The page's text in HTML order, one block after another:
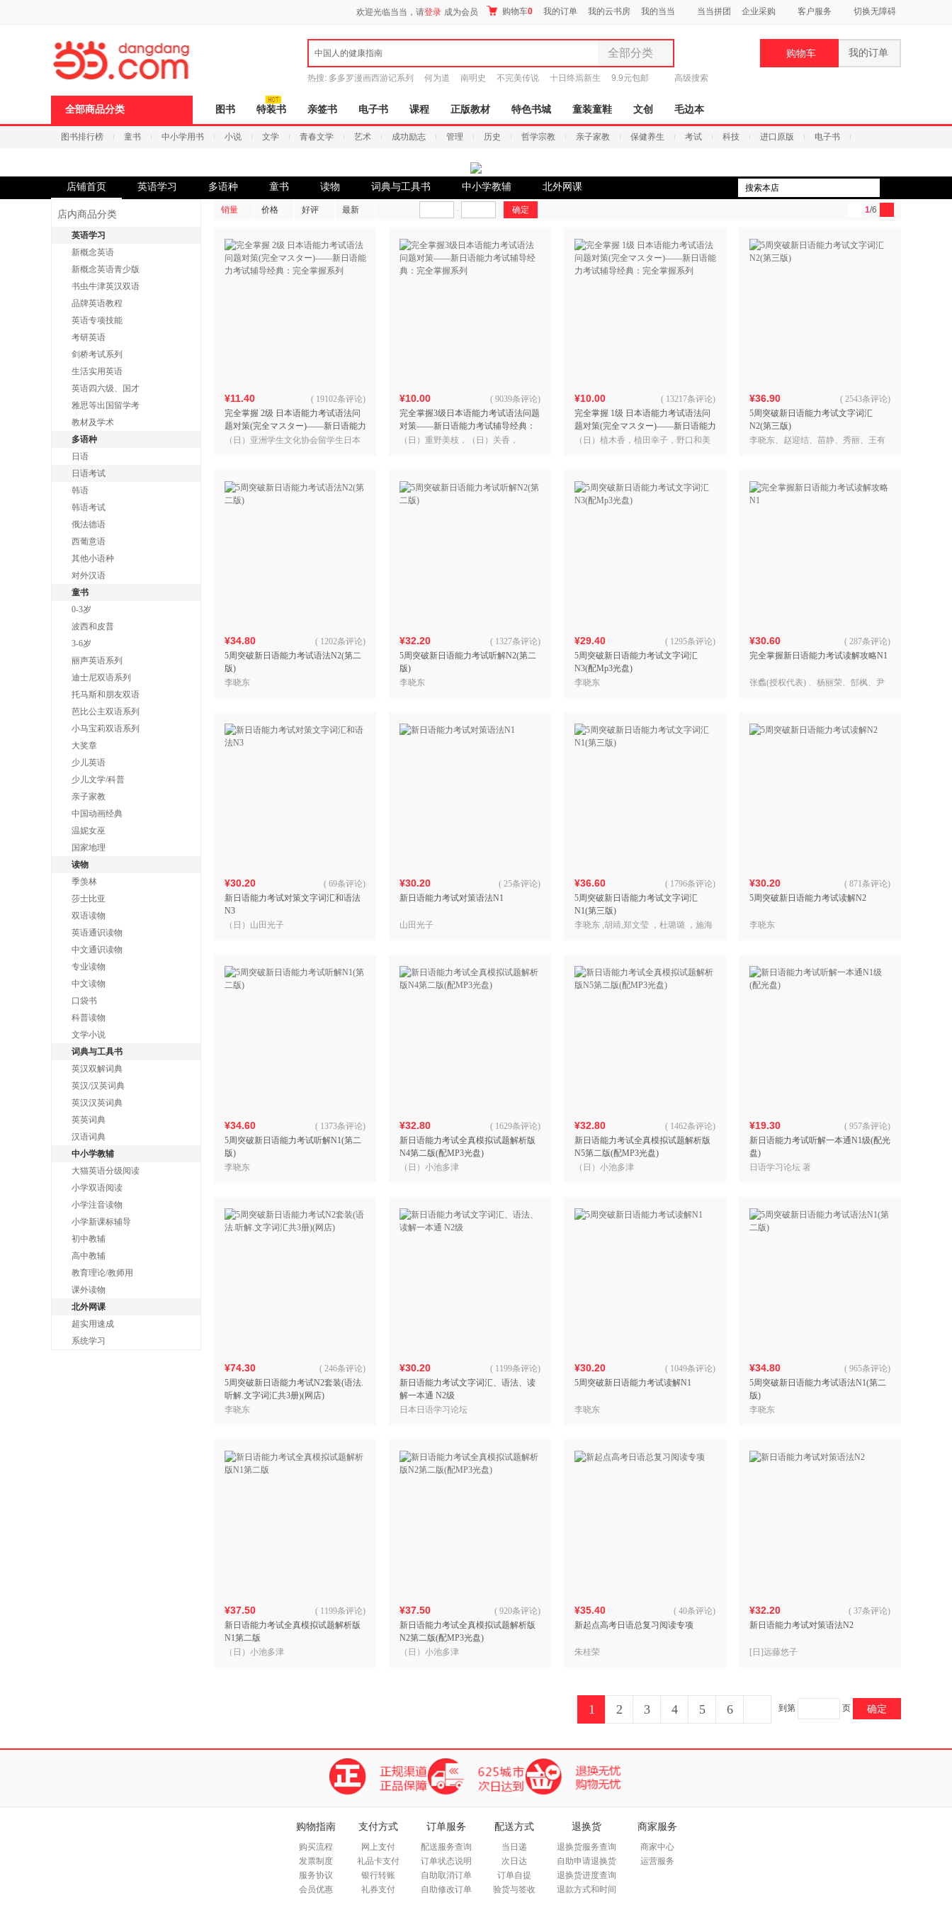
欢迎光临当当，请登录 成为会员 购物车0 我的订单 我的云书房 我的当当 当当拼团 企业采购 客户服务 切换无障碍
中国人的健康指南 全部分类
全部分类
图书
电子书
音像
时尚美妆
童装童鞋
家居日用
手机通讯
数码影音
家用电器
热搜: 多多罗漫画西游记系列 何为道 南明史 不完美传说 十日终焉新生 9.9元包邮 高级搜索
购物车 我的订单
全部商品分类 图书 特装书 亲签书 电子书 课程 正版教材 特色书城 童装童鞋 文创 毛边本
图书排行榜 童书 中小学用书 小说 文学 青春文学 艺术 成功励志 管理 历史 哲学宗教 亲子家教 保健养生 考试 科技 进口原版 电子书
店铺首页 英语学习 多语种 童书 读物 词典与工具书 中小学教辅 北外网课
搜索
店内商品分类
英语学习
新概念英语
新概念英语青少版
书虫牛津英汉双语
品牌英语教程
英语专项技能
考研英语
剑桥考试系列
生活实用英语
英语四六级、国才
雅思等出国留学考
教材及学术
多语种
日语
日语考试
韩语
韩语考试
俄法德语
西葡意语
其他小语种
对外汉语
童书
0-3岁
波西和皮普
3-6岁
丽声英语系列
迪士尼双语系列
托马斯和朋友双语
芭比公主双语系列
小马宝莉双语系列
大奖章
少儿英语
少儿文学/科普
亲子家教
中国动画经典
温妮女巫
国家地理
读物
季羡林
莎士比亚
双语读物
英语通识读物
中文通识读物
专业读物
中文读物
口袋书
科普读物
文学小说
词典与工具书
英汉双解词典
英汉/汉英词典
英汉汉英词典
英英词典
汉语词典
中小学教辅
大猫英语分级阅读
小学双语阅读
小学注音读物
小学新课标辅导
初中教辅
高中教辅
教育理论/教师用
课外读物
北外网课
超实用速成
系统学习
销量 价格 好评 最新 1/6
¥11.40
完全掌握 2级 日本语能力考试语法问
题对策(完全マスター)——新日语能力
考试辅导经典：完全掌握系列
( 19102条评论)
（日）亚洲学生文化协会留学生日本
¥10.00
完全掌握3级日本语能力考试语法问题
对策——新日语能力考试辅导经典：
完全掌握系列
( 9039条评论)
（日）重野美枝，（日）关香，
¥10.00
完全掌握 1级 日本语能力考试语法问
题对策(完全マスター)——新日语能力
考试辅导经典：完全掌握系列
( 13217条评论)
（日）植木香，植田幸子，野口和美
¥36.90
5周突破新日语能力考试文字词汇
N2(第三版)
( 2543条评论)
李晓东、赵迎结、苗静、秀丽、王有
¥34.80
5周突破新日语能力考试语法N2(第二
版)
( 1202条评论)
李晓东
¥32.20
5周突破新日语能力考试听解N2(第二
版)
( 1327条评论)
李晓东
¥29.40
5周突破新日语能力考试文字词汇
N3(配Mp3光盘)
( 1295条评论)
李晓东
¥30.60
完全掌握新日语能力考试读解攻略N1
( 287条评论)
张蠡(授权代表) 、杨丽荣、郜枫、尹
¥30.20
新日语能力考试对策文字词汇和语法
N3
( 69条评论)
（日）山田光子
¥30.20
新日语能力考试对策语法N1
( 25条评论)
山田光子
¥36.60
5周突破新日语能力考试文字词汇
N1(第三版)
( 1796条评论)
李晓东 ,胡靖,郑文莹 ，杜璐璐 ，施海
¥30.20
5周突破新日语能力考试读解N2
( 871条评论)
李晓东
¥34.60
5周突破新日语能力考试听解N1(第二
版)
( 1373条评论)
李晓东
¥32.80
新日语能力考试全真模拟试题解析版
N4第二版(配MP3光盘)
( 1629条评论)
（日）小池多津
¥32.80
新日语能力考试全真模拟试题解析版
N5第二版(配MP3光盘)
( 1462条评论)
（日）小池多津
¥19.30
新日语能力考试听解一本通N1级(配光
盘)
( 957条评论)
日语学习论坛 著
¥74.30
5周突破新日语能力考试N2套装(语法.
听解.文字词汇共3册)(网店)
( 246条评论)
李晓东
¥30.20
新日语能力考试文字词汇、语法、读
解一本通 N2级
( 1199条评论)
日本日语学习论坛
¥30.20
5周突破新日语能力考试读解N1
( 1049条评论)
李晓东
¥34.80
5周突破新日语能力考试语法N1(第二
版)
( 965条评论)
李晓东
¥37.50
新日语能力考试全真模拟试题解析版
N1第二版
( 1199条评论)
（日）小池多津
¥37.50
新日语能力考试全真模拟试题解析版
N2第二版(配MP3光盘)
( 920条评论)
（日）小池多津
¥35.40
新起点高考日语总复习阅读专项
( 40条评论)
朱桂荣
¥32.20
新日语能力考试对策语法N2
( 37条评论)
[日]远藤悠子
到第 页 确定
1 2 3 4 5 6
购物指南
购买流程
发票制度
服务协议
会员优惠
支付方式
网上支付
礼品卡支付
银行转账
礼券支付
订单服务
配送服务查询
订单状态说明
自助取消订单
自助修改订单
配送方式
当日递
次日达
订单自提
验货与签收
退换货
退换货服务查询
自助申请退换货
退换货进度查询
退款方式和时间
商家服务
商家中心
运营服务
页
浪